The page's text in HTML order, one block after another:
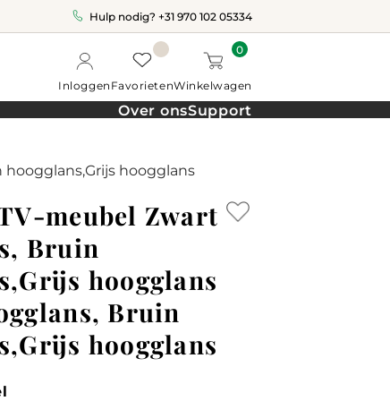
Hulp nodig? +31 970 102 05334
InloggenFavorieten
0
Winkelwagen
Over onsSupport
hoogglans
meubel Zwart
Bruin
hoogglans
Bruin
hoogglans